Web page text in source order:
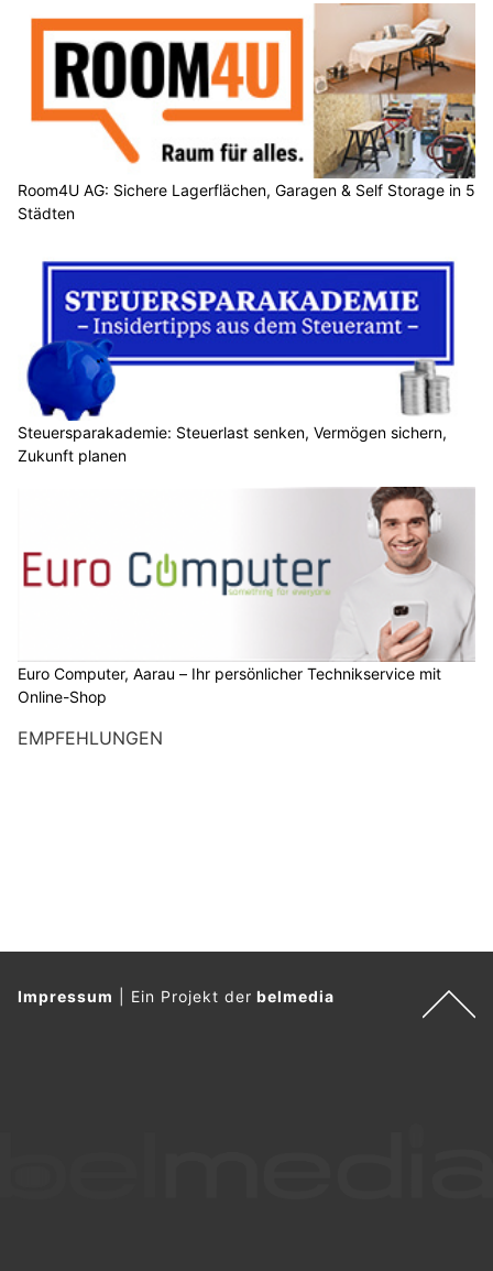
Room4U AG: Sichere Lagerflächen, Garagen & Self Storage in 5
Städten
Steuersparakademie: Steuerlast senken, Vermögen sichern,
Zukunft planen
Euro Computer, Aarau – Ihr persönlicher Technikservice mit
Online-Shop
EMPFEHLUNGEN
Impressum Ein Projekt derbelmedia